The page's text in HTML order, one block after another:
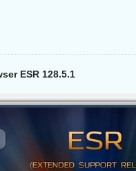
ESR 128.5.1